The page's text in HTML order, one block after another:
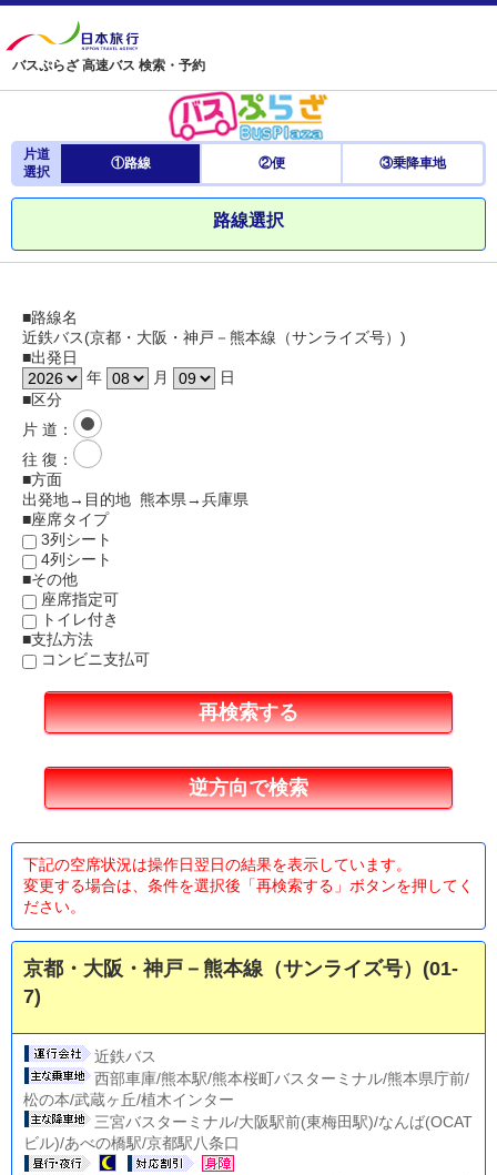
バスぷらざ 高速バス 検索・予約
片道
選択
①路線 ②便 ③乗降車地
路線選択
■路線名
近鉄バス(京都・大阪・神戸－熊本線（サンライズ号）)
■出発日
年
月
日
■区分
片 道 ：
往 復 ：
■方面
出発地→目的地 熊本県→兵庫県
■座席タイプ
3列シート
4列シート
■その他
座席指定可
トイレ付き
■支払方法
コンビニ支払可
下記の空席状況は操作日翌日の結果を表示しています。
変更する場合は、条件を選択後「再検索する」ボタンを押してく
ださい。
京都・大阪・神戸－熊本線（サンライズ号）(01-
7)
近鉄バス
西部車庫/熊本駅/熊本桜町バスターミナル/熊本県庁前/
松の本/武蔵ヶ丘/植木インター
三宮バスターミナル/大阪駅前(東梅田駅)/なんば(OCAT
ビル)/あべの橋駅/京都駅八条口